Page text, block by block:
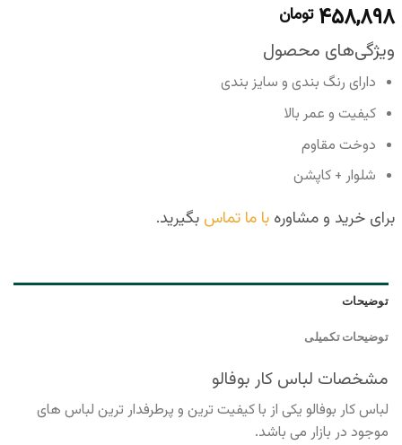
۴۵۸,۸۹۸ تومان
ویژگی‌های محصول
دارای رنگ بندی و سایز بندی
کیفیت و عمر بالا
دوخت مقاوم
شلوار + کاپشن
برای خرید و مشاوره با ما تماس بگیرید.
توضیحات
توضیحات تکمیلی
مشخصات لباس کار بوفالو
لباس کار بوفالو یکی از با کیفیت ترین و پرطرفدار ترین لباس های
موجود در بازار می باشد.